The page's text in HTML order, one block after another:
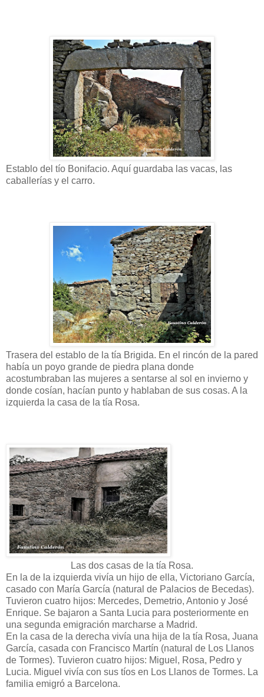
Establo del tío Bonifacio. Aquí guardaba las vacas, las
caballerías y el carro.
Trasera del establo de la tía Brigida. En el rincón de la pared
había un poyo grande de piedra plana donde
acostumbraban las mujeres a sentarse al sol en invierno y
donde cosían, hacían punto y hablaban de sus cosas. A la
izquierda la casa de la tía Rosa.
Las dos casas de la tía Rosa.
En la de la izquierda vivía un hijo de ella, Victoriano García,
casado con María García (natural de Palacios de Becedas).
Tuvieron cuatro hijos: Mercedes, Demetrio, Antonio y José
Enrique. Se bajaron a Santa Lucia para posteriormente en
una segunda emigración marcharse a Madrid.
En la casa de la derecha vivía una hija de la tía Rosa, Juana
García, casada con Francisco Martín (natural de Los Llanos
de Tormes). Tuvieron cuatro hijos: Miguel, Rosa, Pedro y
Lucia. Miguel vivía con sus tíos en Los Llanos de Tormes. La
familia emigró a Barcelona.